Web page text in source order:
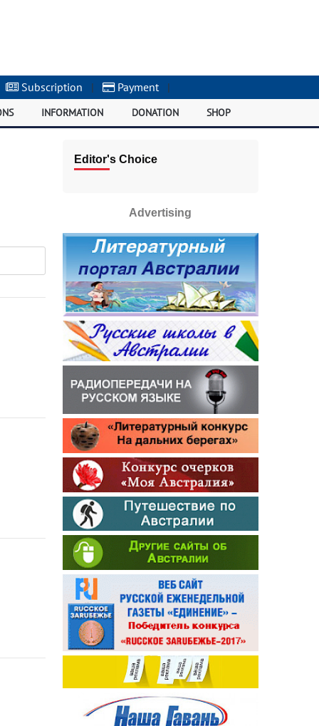
Subscription | Payment |
INFORMATION DONATION SHOP
Editor's Choice
Advertising